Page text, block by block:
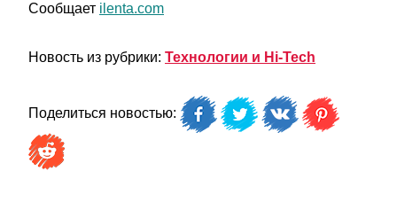
Сообщает ilenta.com
Новость из рубрики: Технологии и Hi-Tech
Поделиться новостью: